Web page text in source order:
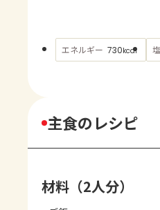
エネルギー 730kcal
主食のレシピ
材料（2人分）